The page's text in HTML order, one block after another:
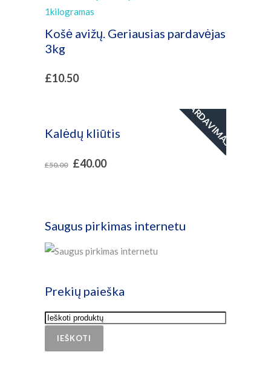
Košė avižų. Geriausias pardavėjas
3kg
£10.50
PARDAVIMAS!
Kalėdų kliūtis
£50.00 £40.00
Saugus pirkimas internetu
Prekių paieška
IEŠKOTI